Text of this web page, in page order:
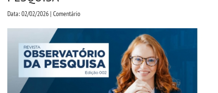
CPSA
CURSOS
Data: 02/02/2026 | Comentário